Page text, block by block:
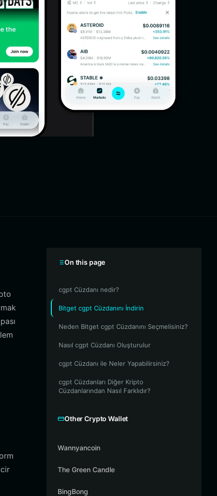
On this page
cgpt Cüzdanı nedir?
Bitget cgpt Cüzdanını İndirin
Neden Bitget cgpt Cüzdanını Seçmelisiniz?
Nasıl cgpt Cüzdanı Oluşturulur
cgpt Cüzdanı ile Neler Yapabilirsiniz?
cgpt Cüzdanları Diğer Kripto
Cüzdanlarından Nasıl Farklıdır?
Other Crypto Wallet
Wannyancoin
The Green Candle
BingBong